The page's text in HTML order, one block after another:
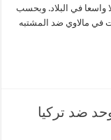
واسعا في البلاد. وبحسب
في مالاوي ضد المشتبه
ضد تركيا